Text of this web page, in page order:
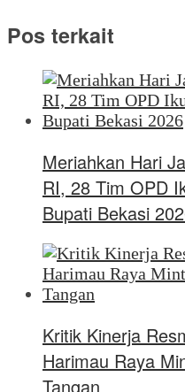
Pos terkait
Meriahkan Hari
RI, 28 Tim OPD
Bupati Bekasi
Kritik Kinerja
Harimau Raya
Tangan